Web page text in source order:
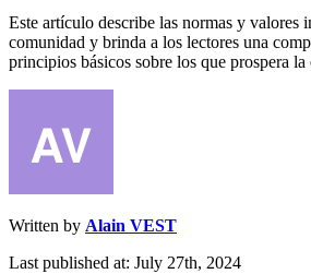
Este artículo describe las normas y valores
comunidad y brinda a los lectores una
principios básicos sobre los que prospera la
Written by Alain VEST
Last published at: July 27th, 2024